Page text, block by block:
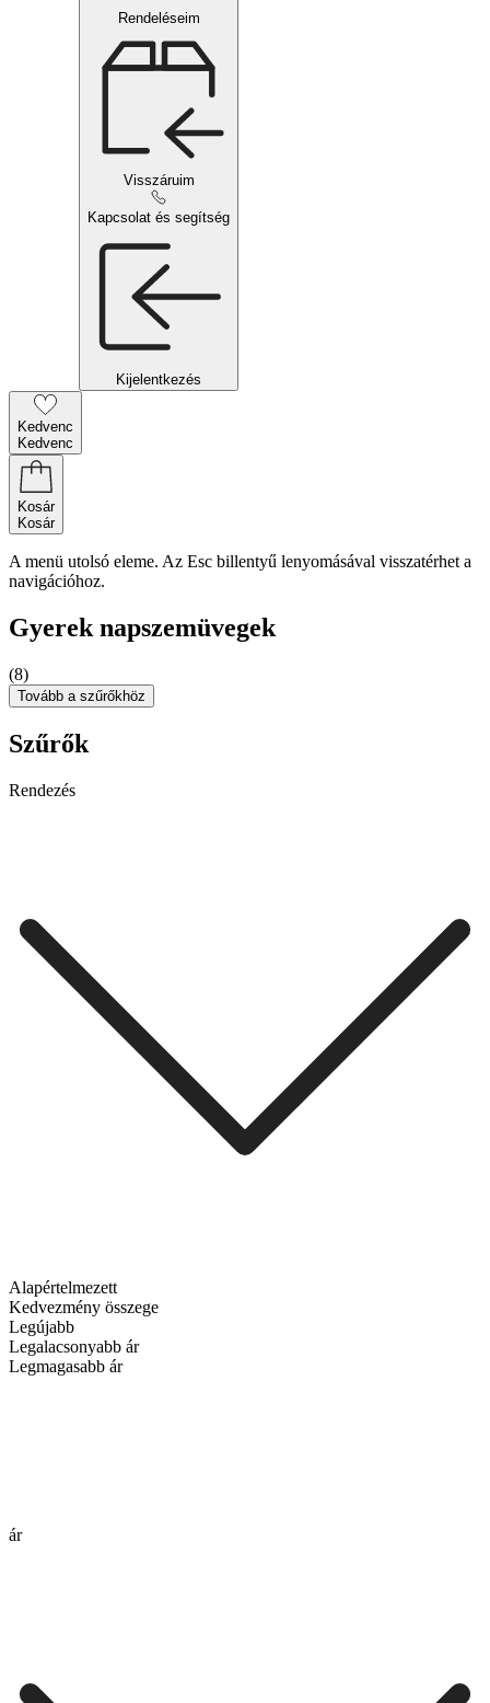
Rendeléseim
Visszáruim
Kapcsolat és segítség
Kijelentkezés
Kedvenc
Kedvenc
Kosár
Kosár
A menü utolsó eleme. Az Esc billentyű lenyomásával visszatérhet a
navigációhoz.
Gyerek napszemüvegek
(8)
Tovább a szűrőkhöz
Szűrők
Rendezés
Alapértelmezett
Kedvezmény összege
Legújabb
Legalacsonyabb ár
Legmagasabb ár
ár